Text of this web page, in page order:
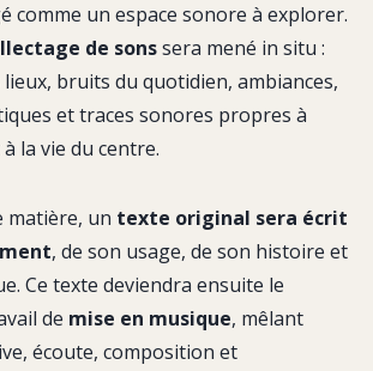
comme un espace sonore à explorer.
de sonssera mené in situ :
bruits du quotidien, ambiances,
et traces sonores propres à
la vie du centre.
matière, un texte original sera écrit
, de son usage, de son histoire et
Ce texte deviendra ensuite le
de mise en musique, mêlant
écoute, composition et